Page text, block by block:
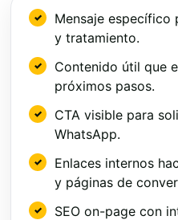
Mensaje específico
y tratamiento.
Contenido útil que
próximos pasos.
CTA visible para
WhatsApp.
Enlaces internos
y páginas de
SEO on-page con